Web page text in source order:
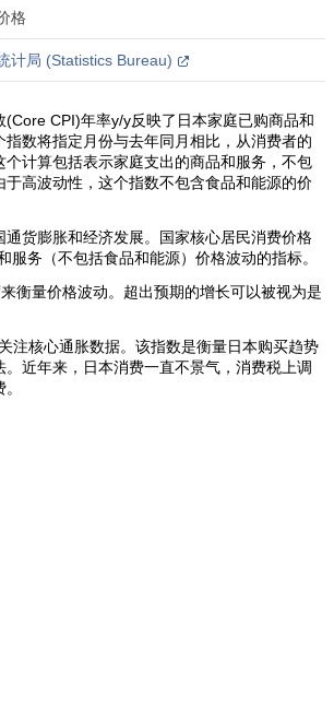
格
计局 (Statistics Bureau)
(Core CPI)年率y/y反映了日本家庭已购商品和
指数将指定月份与去年同月相比，从消费者的
个计算包括表示家庭支出的商品和服务，不包
于高波动性，这个指数不包含食品和能源的价
通货膨胀和经济发展。国家核心居民消费价格
服务（不包括食品和能源）价格波动的指标。
衡量价格波动。超出预期的增长可以被视为是
注核心通胀数据。该指数是衡量日本购买趋势
近年来，日本消费一直不景气，消费税上调